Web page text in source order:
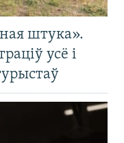
штука».
усё і